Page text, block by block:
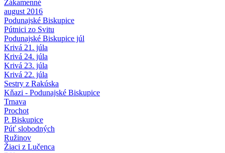
Zákamenné
august 2016
Podunajské Biskupice
Pútnici zo Svitu
Podunajské Biskupice júl
Krivá 21. júla
Krivá 24. júla
Krivá 23. júla
Krivá 22. júla
Sestry z Rakúska
Kňazi - Podunajské Biskupice
Trnava
Prochot
P. Biskupice
Púť slobodných
Ružinov
Žiaci z Lučenca